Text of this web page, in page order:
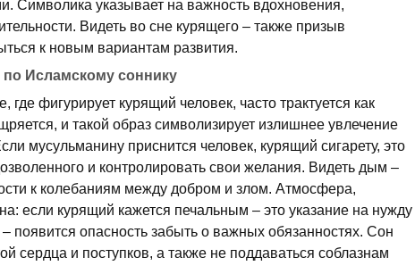
Символика указывает на важность вдохновения,
Видеть во сне курящего – также призыв
к новым вариантам развития.
по Исламскому соннику
фигурирует курящий человек, часто трактуется как
и такой образ символизирует излишнее увлечение
мусульманину приснится человек, курящий сигарету, это
и контролировать свои желания. Видеть дым –
к колебаниям между добром и злом. Атмосфера,
если курящий кажется печальным – это указание на нужду
появится опасность забыть о важных обязанностях. Сон
сердца и поступков, а также не поддаваться соблазнам